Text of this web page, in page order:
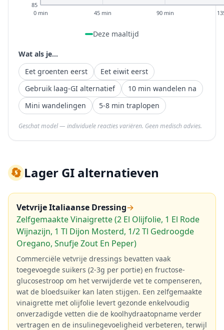
85
0 min 45 min 90 min
Deze maaltijd
Wat als je...
Eet groenten eerst
Eet eiwit eerst
Gebruik laag-GI alternatief
10 min wandelen na
Mini wandelingen
5-8 min traplopen
Geschat model — individuele reacties variëren. Geen medisch advies.
🔄Lager GI alternatieven
Vetvrije Italiaanse Dressing→
Zelfgemaakte Vinaigrette (2 El Olijfolie, 1 El Rode
Wijnazijn, 1 Tl Dijon Mosterd, 1/2 Tl Gedroogde
Oregano, Snufje Zout En Peper)
Commerciële vetvrije dressings bevatten vaak
toegevoegde suikers (2-3g per portie) en fructose-
glucosestroop om het verwijderde vet te compenseren,
wat de bloedsuiker kan laten stijgen. Een zelfgemaakte
vinaigrette met olijfolie levert gezonde enkelvoudig
onverzadigde vetten die de koolhydraatopname verder
vertragen en de insulinegevoeligheid verbeteren, terwijl